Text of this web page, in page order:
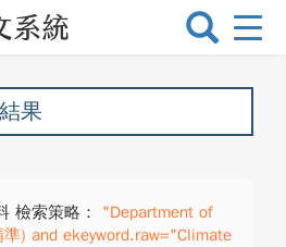
選
換
果
檢索策略：
"Department of
) and ekeyword.raw="Climate